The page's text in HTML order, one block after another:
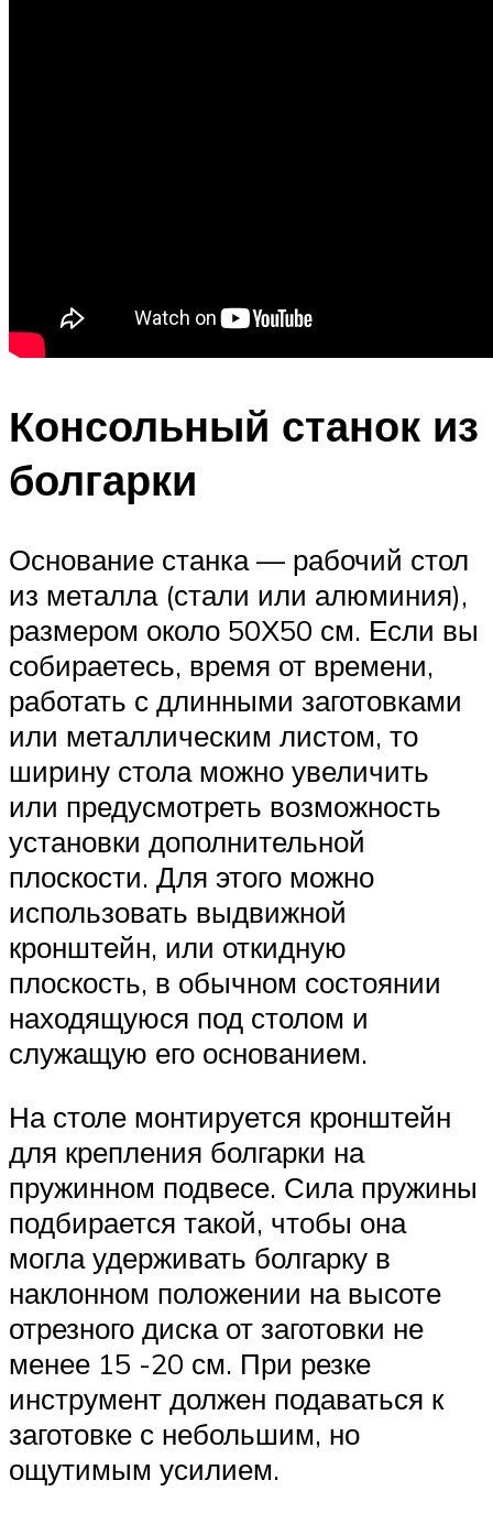
Консольный станок из
болгарки
Основание станка — рабочий стол
из металла (стали или алюминия),
размером около 50Х50 см. Если вы
собираетесь, время от времени,
работать с длинными заготовками
или металлическим листом, то
ширину стола можно увеличить
или предусмотреть возможность
установки дополнительной
плоскости. Для этого можно
использовать выдвижной
кронштейн, или откидную
плоскость, в обычном состоянии
находящуюся под столом и
служащую его основанием.
На столе монтируется кронштейн
для крепления болгарки на
пружинном подвесе. Сила пружины
подбирается такой, чтобы она
могла удерживать болгарку в
наклонном положении на высоте
отрезного диска от заготовки не
менее 15 -20 см. При резке
инструмент должен подаваться к
заготовке с небольшим, но
ощутимым усилием.